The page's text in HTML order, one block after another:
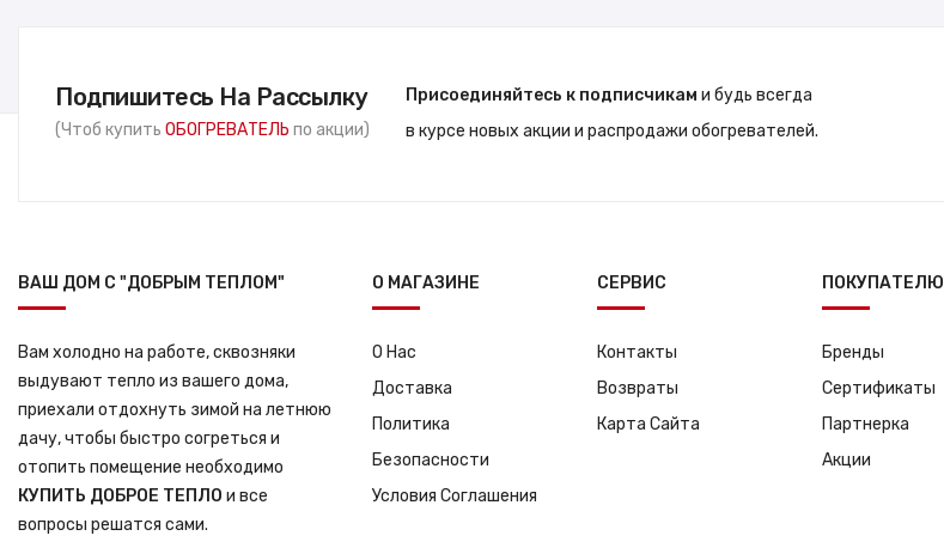
Подпишитесь На Рассылку
(Чтоб купить ОБОГРЕВАТЕЛЬ по акции)
Присоединяйтесь к подписчикам и будь всегда
в курсе новых акции и распродажи обогревателей.
ВАШ ДОМ С "ДОБРЫМ ТЕПЛОМ"
Вам холодно на работе, сквозняки
выдувают тепло из вашего дома,
приехали отдохнуть зимой на летнюю
дачу, чтобы быстро согреться и
отопить помещение необходимо
КУПИТЬ ДОБРОЕ ТЕПЛО и все
вопросы решатся сами.
О МАГАЗИНЕ
О Нас
Доставка
Политика
Безопасности
Условия Соглашения
СЕРВИС
Контакты
Возвраты
Карта Сайта
ПОКУПАТЕЛЮ
Бренды
Сертификаты
Партнерка
Акции